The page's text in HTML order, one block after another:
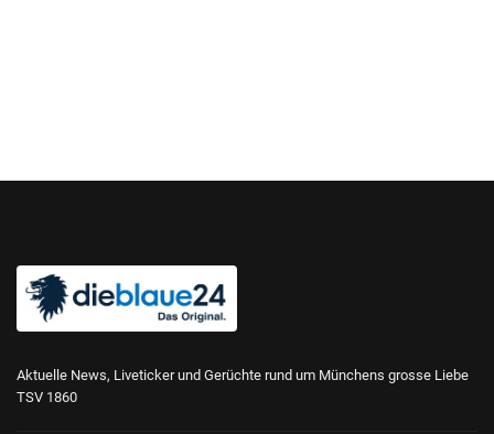
Aktuelle News, Liveticker und Gerüchte rund um Münchens grosse Liebe
TSV 1860